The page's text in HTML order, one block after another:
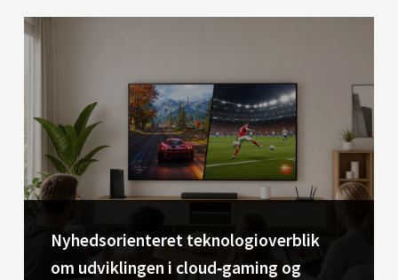
Nyhedsorienteret teknologioverblik
om udviklingen i cloud‑gaming og